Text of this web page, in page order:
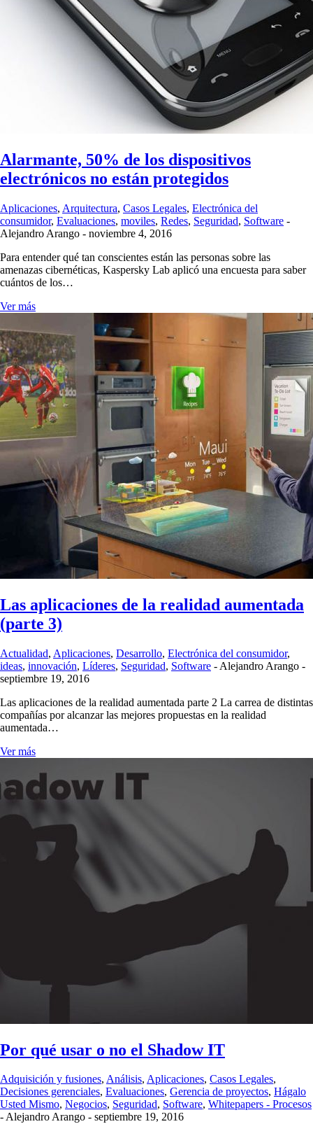
Alarmante, 50% de los dispositivos
electrónicos no están protegidos
Aplicaciones, Arquitectura, Casos Legales, Electrónica del
consumidor, Evaluaciones, moviles, Redes, Seguridad, Software -
Alejandro Arango - noviembre 4, 2016
Para entender qué tan conscientes están las personas sobre las
amenazas cibernéticas, Kaspersky Lab aplicó una encuesta para saber
cuántos de los…
Ver más
Las aplicaciones de la realidad aumentada
(parte 3)
Actualidad, Aplicaciones, Desarrollo, Electrónica del consumidor,
ideas, innovación, Líderes, Seguridad, Software - Alejandro Arango -
septiembre 19, 2016
Las aplicaciones de la realidad aumentada parte 2 La carrea de distintas
compañías por alcanzar las mejores propuestas en la realidad
aumentada…
Ver más
Por qué usar o no el Shadow IT
Adquisición y fusiones, Análisis, Aplicaciones, Casos Legales,
Decisiones gerenciales, Evaluaciones, Gerencia de proyectos, Hágalo
Usted Mismo, Negocios, Seguridad, Software, Whitepapers - Procesos
-Alejandro Arango - septiembre 19, 2016